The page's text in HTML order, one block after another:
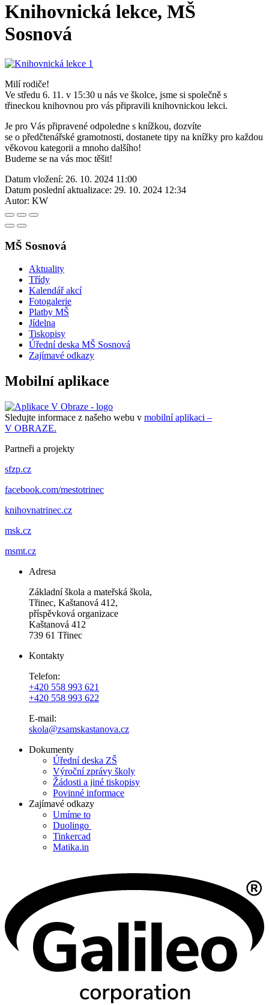
Knihovnická lekce, MŠ
Sosnová
Milí rodiče!
Ve středu 6. 11. v 15:30 u nás ve školce, jsme si společně s
třineckou knihovnou pro vás připravili knihovnickou lekci.
Je pro Vás připravené odpoledne s knížkou, dozvíte
se o předčtenářské gramotnosti, dostanete tipy na knížky pro každou
věkovou kategorii a mnoho dalšího!
Budeme se na vás moc těšit!
Datum vložení: 26. 10. 2024 11:00
Datum poslední aktualizace: 29. 10. 2024 12:34
Autor: KW
MŠ Sosnová
Aktuality
Třídy
Kalendář akcí
Fotogalerie
Platby MŠ
Jídelna
Tiskopisy
Úřední deska MŠ Sosnová
Zajímavé odkazy
Mobilní aplikace
Sledujte informace z našeho webu v mobilní aplikaci –
V OBRAZE.
Partneři a projekty
sfzp.cz
facebook.com/mestotrinec
knihovnatrinec.cz
msk.cz
msmt.cz
Adresa
Základní škola a mateřská škola,
Třinec, Kaštanová 412,
příspěvková organizace
Kaštanová 412
739 61 Třinec
Kontakty
Telefon:
+420 558 993 621
+420 558 993 622
E-mail:
skola@zsamskastanova.cz
Dokumenty
Úřední deska ZŠ
Výroční zprávy školy
Žádosti a jiné tiskopisy
Povinné informace
Zajímavé odkazy
Umíme to
Duolingo
Tinkercad
Matika.in